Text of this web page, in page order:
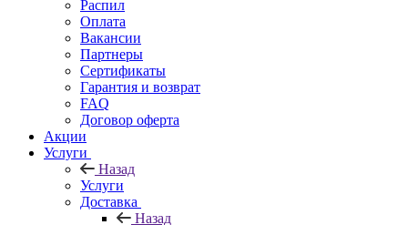
Распил
Оплата
Вакансии
Партнеры
Сертификаты
Гарантия и возврат
FAQ
Договор оферта
Акции
Услуги
Назад
Услуги
Доставка
Назад